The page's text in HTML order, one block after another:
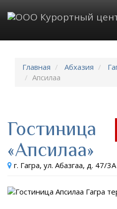
Главная Абхазия
Апсилаа
Гостиница
«Апсилаа»
г. Гагра, ул. Абазгаа, д. 47/3А